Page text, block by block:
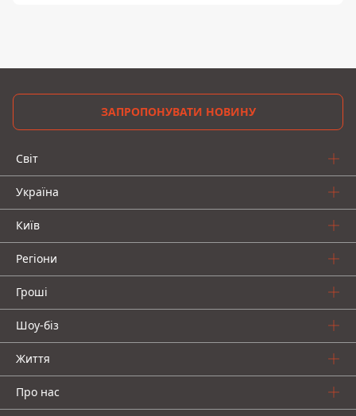
ЗАПРОПОНУВАТИ НОВИНУ
Світ
Україна
Київ
Регіони
Гроші
Шоу-біз
Життя
Про нас